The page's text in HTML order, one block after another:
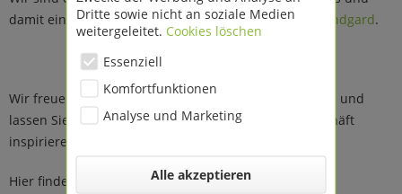
damit ein Teil der großenErzeugergenossenschaft Landgard.
Wir freuen uns auf Ihren Besuch. Fühlen Sie sich wohl und
lassen Sie sich bei uns für den Erfolg in Deinem Geschäft
inspirieren.
Hier finden Sie unsere Standorte.
Dritte sowie nicht an soziale Medien
weitergeleitet. Cookies löschen
Essenziell
Komfortfunktionen
Analyse und Marketing
Alle akzeptieren